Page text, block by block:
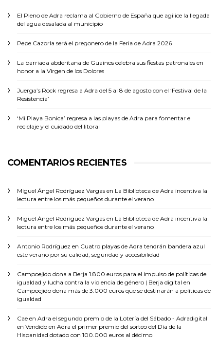
El Pleno de Adra reclama al Gobierno de España que agilice la llegada
del agua desalada al municipio
Pepe Cazorla será el pregonero de la Feria de Adra 2026
La barriada abderitana de Guainos celebra sus fiestas patronales en
honor a la Virgen de los Dolores
Juerga’s Rock regresa a Adra del 5 al 8 de agosto con el ‘Festival de la
Resistencia’
‘Mi Playa Bonica’ regresa a las playas de Adra para fomentar el
reciclaje y el cuidado del litoral
COMENTARIOS RECIENTES
Miguel Ángel Rodríguez Vargas en La Biblioteca de Adra incentiva la
lectura entre los más pequeños durante el verano
Miguel Ángel Rodríguez Vargas en La Biblioteca de Adra incentiva la
lectura entre los más pequeños durante el verano
Antonio Rodríguez en Cuatro playas de Adra tendrán bandera azul
este verano por su calidad, seguridad y accesibilidad
Campoejido dona a Berja 1.800 euros para el impulso de políticas de
igualdad y lucha contra la violencia de género | Berja digital en
Campoejido dona más de 3.000 euros que se destinarán a políticas de
igualdad
Cae en Adra el segundo premio de la Lotería del Sábado - Adradigital
en Vendido en Adra el primer premio del sorteo del Día de la
Hispanidad dotado con 100.000 euros al décimo